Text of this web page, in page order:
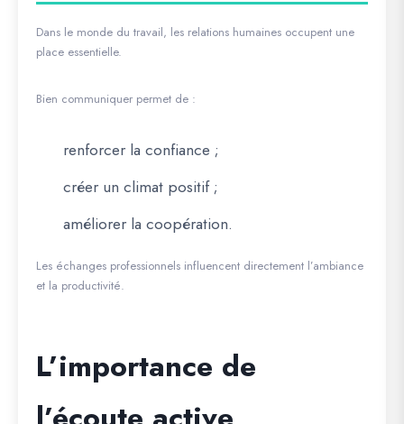
Dans le monde du travail, les relations humaines occupent une
place essentielle.
Bien communiquer permet de :
renforcer la confiance ;
créer un climat positif ;
améliorer la coopération.
Les échanges professionnels influencent directement l’ambiance
et la productivité.
L’importance de